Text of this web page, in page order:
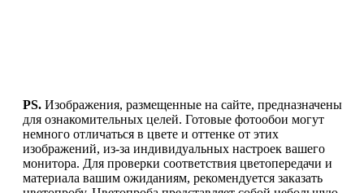
PS. Изображения, размещенные на сайте, предназначены
для ознакомительных целей. Готовые фотообои могут
немного отличаться в цвете и оттенке от этих
изображений, из-за индивидуальных настроек вашего
монитора. Для проверки соответствия цветопередачи и
материала вашим ожиданиям, рекомендуется заказать